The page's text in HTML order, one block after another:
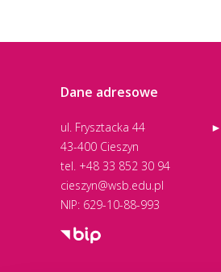
Dane adresowe
ul. Frysztacka 44
43-400 Cieszyn
tel. +48 33 852 30 94
cieszyn@wsb.edu.pl
NIP: 629-10-88-993